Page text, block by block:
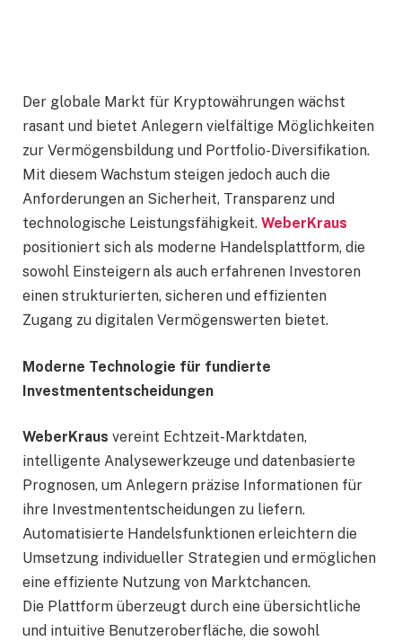
Der globale Markt für Kryptowährungen wächst
rasant und bietet Anlegern vielfältige Möglichkeiten
zur Vermögensbildung und Portfolio-Diversifikation.
Mit diesem Wachstum steigen jedoch auch die
Anforderungen an Sicherheit, Transparenz und
technologische Leistungsfähigkeit. WeberKraus
positioniert sich als moderne Handelsplattform, die
sowohl Einsteigern als auch erfahrenen Investoren
einen strukturierten, sicheren und effizienten
Zugang zu digitalen Vermögenswerten bietet.
Moderne Technologie für fundierte
Investmententscheidungen
WeberKraus vereint Echtzeit-Marktdaten,
intelligente Analysewerkzeuge und datenbasierte
Prognosen, um Anlegern präzise Informationen für
ihre Investmententscheidungen zu liefern.
Automatisierte Handelsfunktionen erleichtern die
Umsetzung individueller Strategien und ermöglichen
eine effiziente Nutzung von Marktchancen.
Die Plattform überzeugt durch eine übersichtliche
und intuitive Benutzeroberfläche, die sowohl